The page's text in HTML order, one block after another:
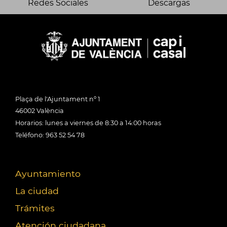
Redes Sociales Descargas
Plaça de l'Ajuntament nº 1
46002 València
Horarios: lunes a viernes de 8:30 a 14:00 horas
Teléfono: 963 52 54 78
Ayuntamiento
La ciudad
Trámites